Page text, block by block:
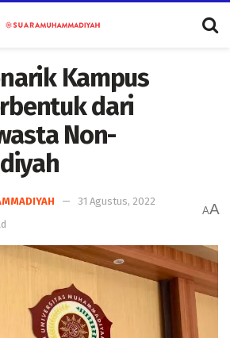
Kampus
dari
Non-
31 Agustus, 2022
AA